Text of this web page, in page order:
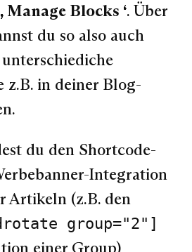
„Manage Blocks“. Über
du so also auch
z.B. in deiner Blog-
du den Shortcode-
Integration
Artikeln (z.B. den
group="2"]
einer Group)